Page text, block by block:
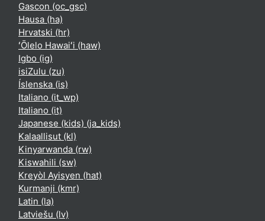
Gascon ‎(oc_gsc)‎
Hausa ‎(ha)‎
Hrvatski ‎(hr)‎
ʻŌlelo Hawaiʻi ‎(haw)‎
Igbo ‎(ig)‎
isiZulu ‎(zu)‎
Íslenska ‎(is)‎
Italiano ‎(it_wp)‎
Italiano ‎(it)‎
Japanese (kids) ‎(ja_kids)‎
Kalaallisut ‎(kl)‎
Kinyarwanda ‎(rw)‎
Kiswahili ‎(sw)‎
Kreyòl Ayisyen ‎(hat)‎
Kurmanji ‎(kmr)‎
Latin ‎(la)‎
Latviešu ‎(lv)‎